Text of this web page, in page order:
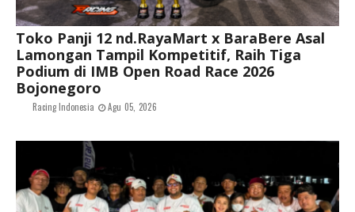
Toko Panji 12 nd.RayaMart x BaraBere Asal
Lamongan Tampil Kompetitif, Raih Tiga
Podium di IMB Open Road Race 2026
Bojonegoro
Racing Indonesia Agu 05, 2026